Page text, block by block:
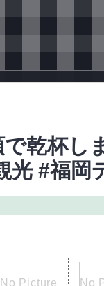
乾杯し
光 #福岡